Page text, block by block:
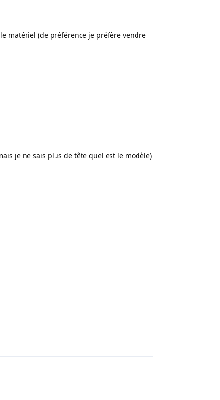
matériel (de préférence je préfère vendre
je ne sais plus de tête quel est le modèle)